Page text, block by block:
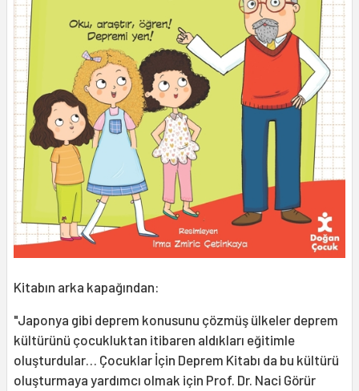
Kitabın arka kapağından:
"Japonya gibi deprem konusunu çözmüş ülkeler deprem
kültürünü çocukluktan itibaren aldıkları eğitimle
oluşturdular… Çocuklar İçin Deprem Kitabı da bu kültürü
oluşturmaya yardımcı olmak için Prof. Dr. Naci Görür